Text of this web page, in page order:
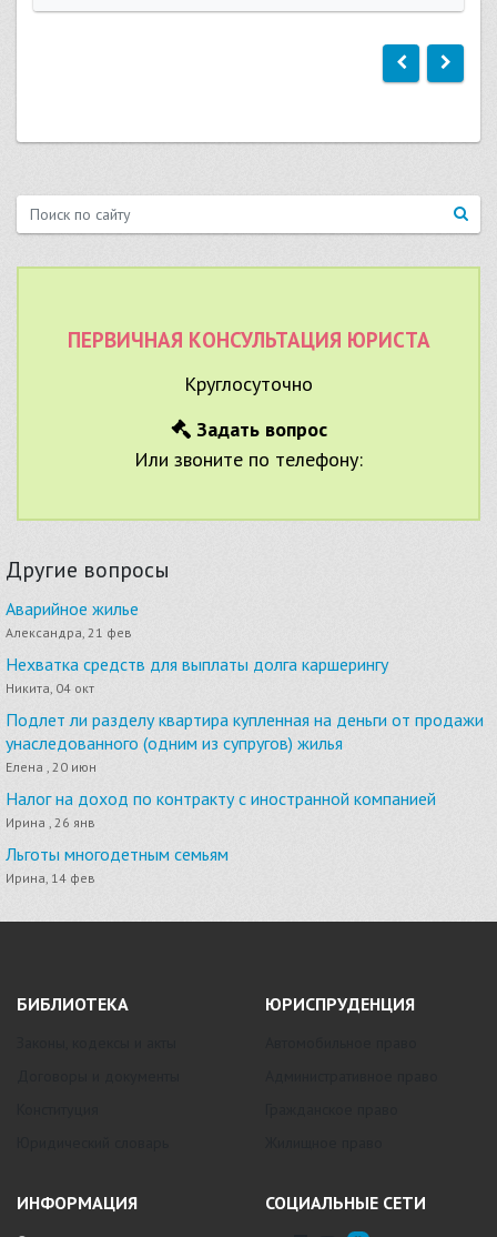
ПЕРВИЧНАЯ КОНСУЛЬТАЦИЯ ЮРИСТА
Круглосуточно
Задать вопрос
Или звоните по телефону:
Другие вопросы
Аварийное жилье
Александра, 21 фев
Нехватка средств для выплаты долга каршерингу
Никита, 04 окт
Подлет ли разделу квартира купленная на деньги от продажи
унаследованного (одним из супругов) жилья
Елена , 20 июн
Налог на доход по контракту с иностранной компанией
Ирина , 26 янв
Льготы многодетным семьям
Ирина, 14 фев
БИБЛИОТЕКА ЮРИСПРУДЕНЦИЯ
ИНФОРМАЦИЯ СОЦИАЛЬНЫЕ СЕТИ